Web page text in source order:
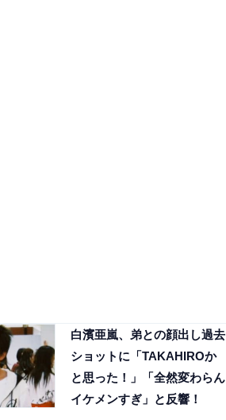
白濱亜嵐、弟との顔出し過去
ショットに「TAKAHIROか
と思った！」「全然変わらん
イケメンすぎ」と反響！